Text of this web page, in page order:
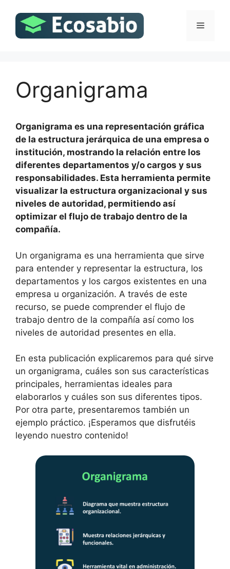
contenido
Menú
Organigrama
Organigrama es una representación gráfica
de la estructura jerárquica de una empresa o
institución, mostrando la relación entre los
diferentes departamentos y/o cargos y sus
responsabilidades. Esta herramienta permite
visualizar la estructura organizacional y sus
niveles de autoridad, permitiendo así
optimizar el flujo de trabajo dentro de la
compañía.
Un organigrama es una herramienta que sirve
para entender y representar la estructura, los
departamentos y los cargos existentes en una
empresa u organización. A través de este
recurso, se puede comprender el flujo de
trabajo dentro de la compañía así como los
niveles de autoridad presentes en ella.
En esta publicación explicaremos para qué sirve
un organigrama, cuáles son sus características
principales, herramientas ideales para
elaborarlos y cuáles son sus diferentes tipos.
Por otra parte, presentaremos también un
ejemplo práctico. ¡Esperamos que disfrutéis
leyendo nuestro contenido!